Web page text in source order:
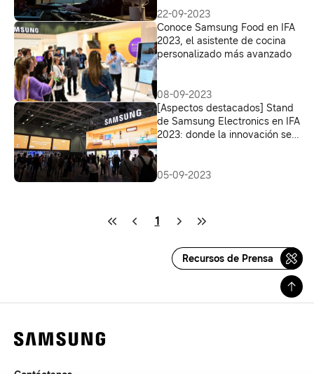
22-09-2023
Conoce Samsung Food en IFA
2023, el asistente de cocina
personalizado más avanzado
08-09-2023
[Aspectos destacados] Stand
de Samsung Electronics en IFA
2023: donde la innovación se
05-09-2023
1
Recursos de Prensa